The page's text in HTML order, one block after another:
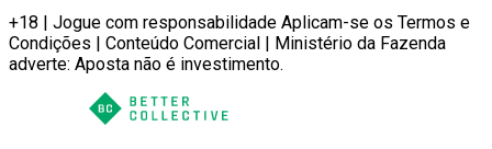
+18 | Jogue com responsabilidade Aplicam-se os Termos e
Condições | Conteúdo Comercial | Ministério da Fazenda
adverte: Aposta não é investimento.